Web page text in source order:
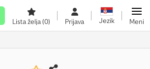
Lista želja(0) Prijava Jezik Meni